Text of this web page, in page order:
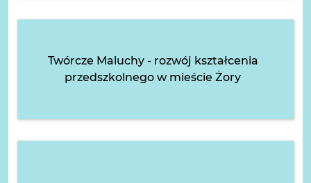
Twórcze Maluchy - rozwój kształcenia
przedszkolnego w mieście Żory